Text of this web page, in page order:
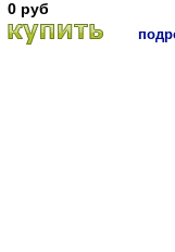
0 руб